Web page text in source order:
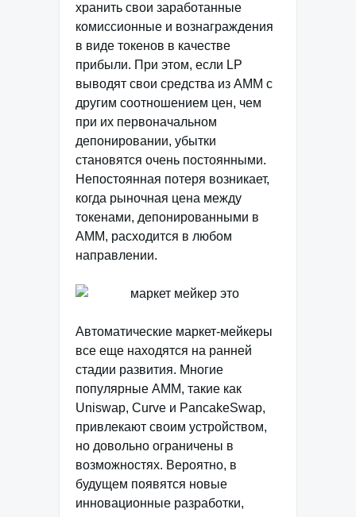
хранить свои заработанные
комиссионные и вознаграждения
в виде токенов в качестве
прибыли. При этом, если LP
выводят свои средства из AMM с
другим соотношением цен, чем
при их первоначальном
депонировании, убытки
становятся очень постоянными.
Непостоянная потеря возникает,
когда рыночная цена между
токенами, депонированными в
AMM, расходится в любом
направлении.
Автоматические маркет-мейкеры
все еще находятся на ранней
стадии развития. Многие
популярные AMM, такие как
Uniswap, Curve и PancakeSwap,
привлекают своим устройством,
но довольно ограничены в
возможностях. Вероятно, в
будущем появятся новые
инновационные разработки,